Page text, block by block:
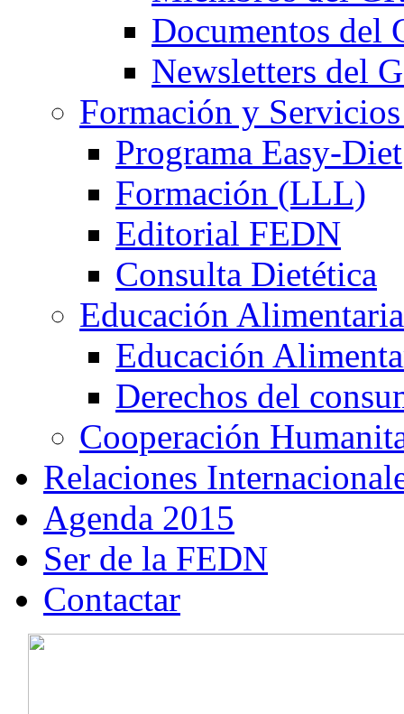
Documentos del
Newsletters del
Formación y
Programa Easy-Diet
Formación (LLL)
Editorial FEDN
Consulta Dietética
Educación Alimentaria
Educación
Derechos del
Cooperación
Relaciones
Agenda 2015
Ser de la FEDN
Contactar